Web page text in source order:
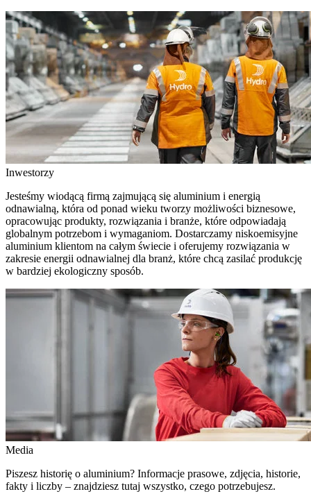
Inwestorzy
Jesteśmy wiodącą firmą zajmującą się aluminium i energią
odnawialną, która od ponad wieku tworzy możliwości biznesowe,
opracowując produkty, rozwiązania i branże, które odpowiadają
globalnym potrzebom i wymaganiom. Dostarczamy niskoemisyjne
aluminium klientom na całym świecie i oferujemy rozwiązania w
zakresie energii odnawialnej dla branż, które chcą zasilać produkcję
w bardziej ekologiczny sposób.
Media
Piszesz historię o aluminium? Informacje prasowe, zdjęcia, historie,
fakty i liczby – znajdziesz tutaj wszystko, czego potrzebujesz.